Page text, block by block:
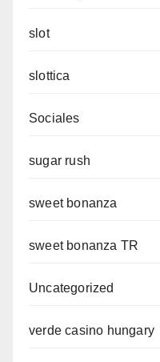
slot
slottica
Sociales
sugar rush
sweet bonanza
sweet bonanza TR
Uncategorized
verde casino hungary